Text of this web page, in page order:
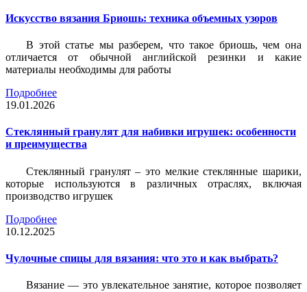
Искусство вязания Бриошь: техника объемных узоров
В этой статье мы разберем, что такое бриошь, чем она
отличается от обычной английской резинки и какие
материалы необходимы для работы
Подробнее
19.01.2026
Стеклянный гранулят для набивки игрушек: особенности
и преимущества
Стеклянный гранулят – это мелкие стеклянные шарики,
которые используются в различных отраслях, включая
производство игрушек
Подробнее
10.12.2025
Чулочные спицы для вязания: что это и как выбрать?
Вязание — это увлекательное занятие, которое позволяет